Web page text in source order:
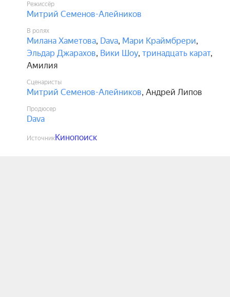
Режиссёр
Митрий Семенов-Алейников
В ролях
Милана Хаметова, Dava, Мари Краймбрери,
Эльдар Джарахов, Вики Шоу, тринадцать карат,
Амилия
Сценаристы
Митрий Семенов-Алейников, Андрей Липов
Продюсер
Dava
ИсточникКинопоиск